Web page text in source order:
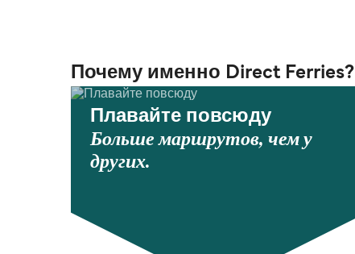
Почему именно Direct Ferries?
Плавайте повсюду
Больше маршрутов, чем у
других.